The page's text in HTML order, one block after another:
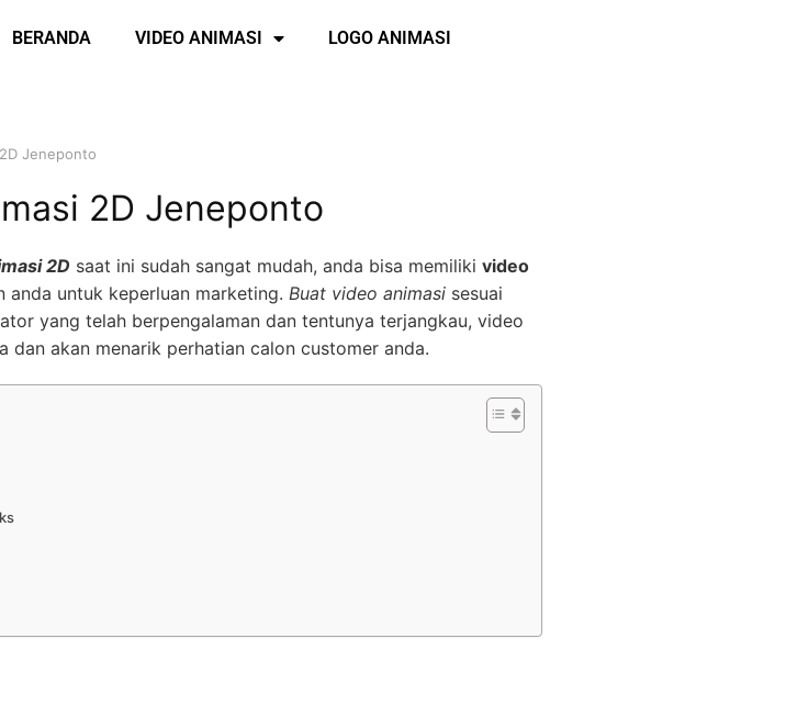
BERANDA VIDEO ANIMASI LOGO ANIMASI
Jeneponto
2D Jeneponto
2D saat ini sudah sangat mudah, anda bisa memiliki video
anda untuk keperluan marketing. Buat video animasi sesuai
yang telah berpengalaman dan tentunya terjangkau, video
akan menarik perhatian calon customer anda.